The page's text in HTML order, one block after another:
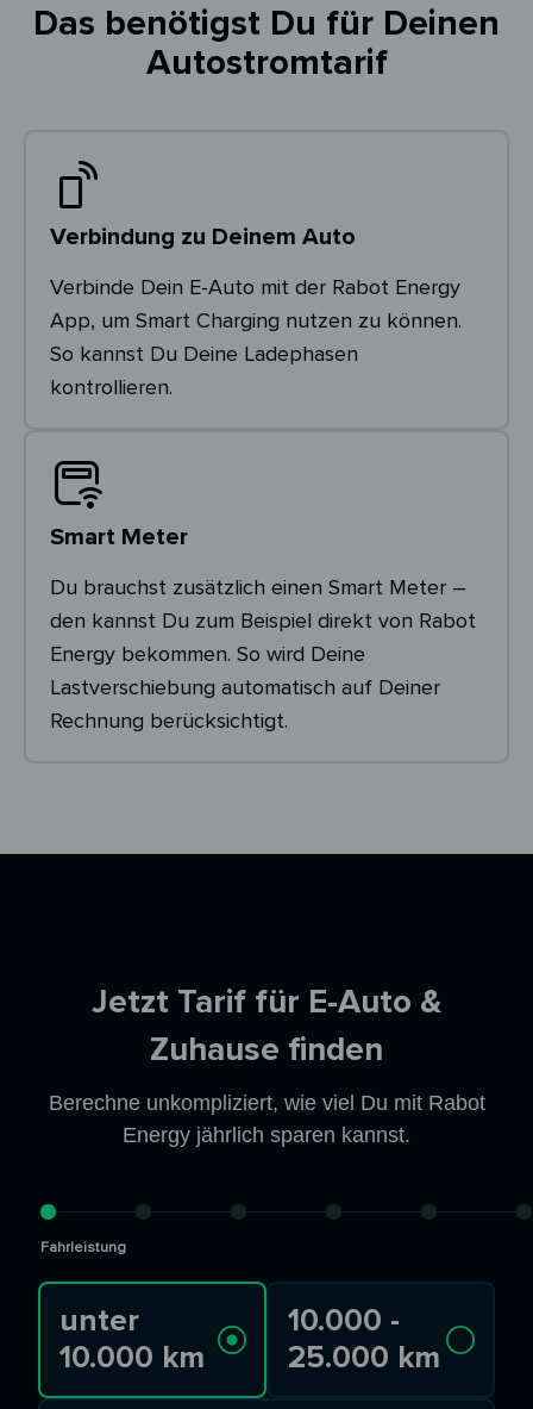
Das benötigst Du für Deinen
Autostromtarif
Verbindung zu Deinem Auto
Verbinde Dein E-Auto mit der Rabot Energy
App, um Smart Charging nutzen zu können.
So kannst Du Deine Ladephasen
kontrollieren.
Smart Meter
Du brauchst zusätzlich einen Smart Meter –
den kannst Du zum Beispiel direkt von Rabot
Energy bekommen. So wird Deine
Lastverschiebung automatisch auf Deiner
Rechnung berücksichtigt.
Jetzt Tarif für E-Auto &
Zuhause finden
Berechne unkompliziert, wie viel Du mit Rabot
Energy jährlich sparen kannst.
Fahrleistung
unter
10.000 km
10.000 -
25.000 km